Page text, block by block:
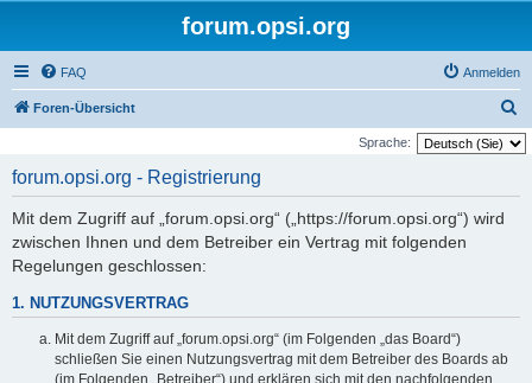
forum.opsi.org
FAQ Anmelden
Foren-Übersicht
u
Sprache:
forum.opsi.org - Registrierung
Mit dem Zugriff auf „forum.opsi.org“ („https://forum.opsi.org“) wird
zwischen Ihnen und dem Betreiber ein Vertrag mit folgenden
Regelungen geschlossen:
1. NUTZUNGSVERTRAG
Mit dem Zugriff auf „forum.opsi.org“ (im Folgenden „das Board“)
schließen Sie einen Nutzungsvertrag mit dem Betreiber des Boards ab
(im Folgenden „Betreiber“) und erklären sich mit den nachfolgenden